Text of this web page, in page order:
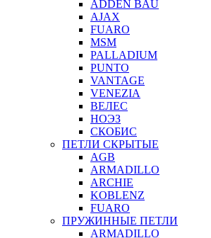
ADDEN BAU
AJAX
FUARO
MSM
PALLADIUM
PUNTO
VANTAGE
VENEZIA
ВЕЛЕС
НОЭЗ
СКОБИС
ПЕТЛИ СКРЫТЫЕ
AGB
ARMADILLO
ARCHIE
KOBLENZ
FUARO
ПРУЖИННЫЕ ПЕТЛИ
ARMADILLO